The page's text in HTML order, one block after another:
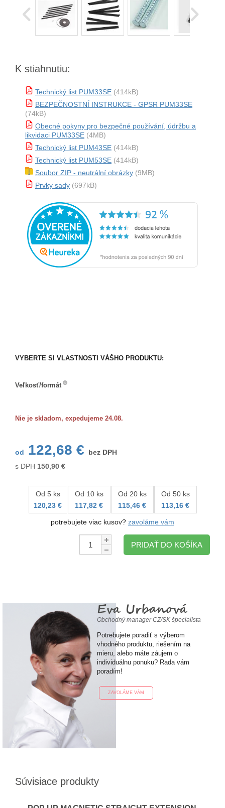
K stiahnutiu:
Technický list PUM33SE (414kB)
BEZPEČNOSTNÍ INSTRUKCE - GPSR PUM33SE
(74kB)
Obecné pokyny pro bezpečné používání, údržbu a
likvidaci PUM33SE (4MB)
Technický list PUM43SE (414kB)
Technický list PUM53SE (414kB)
Soubor ZIP - neutrální obrázky (9MB)
Prvky sady (697kB)
VYBERTE SI VLASTNOSTI VÁŠHO PRODUKTU:
Veľkosť/formát
Nie je skladom, expedujeme 24.08.
od 122,68 €
bez DPH
s DPH 150,90 €
Od 5 ks
120,23 €
Od 10 ks
117,82 €
Od 20 ks
115,46 €
Od 50 ks
113,16 €
potrebujete viac kusov? zavoláme vám
Množstvo:
PRIDAŤ DO KOŠÍKA
Eva Urbanová
Obchodný manager CZ/SK špecialista
Potrebujete poradiť s výberom
vhodného produktu, riešením na
mieru, alebo máte záujem o
individuálnu ponuku? Rada vám
poradím!
ZAVOLÁME VÁM
Súvisiace produkty